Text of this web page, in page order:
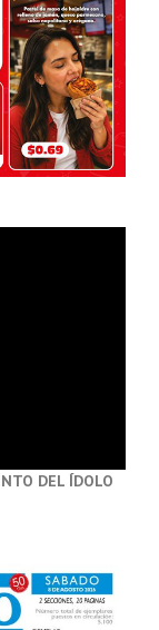
DEL ÍDOLO